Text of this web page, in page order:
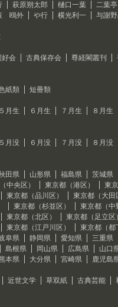
萩原朔太郎 樋口一葉
二葉
鴎外 や行 横光利一
与謝
好会 古典保存会 尊経閣叢刊
紙類
短冊類
５月生 ６月生 ７月生
８月生
５月没 ６月没 ７月没
８月没
田県 山形県 福島県
茨城県
中央区） 東京都（港区）
東
東京都（品川区）
東京都（大田
東京都（杉並区）
東京都（中
東京都（北区）
東京都（足立区
東京都（江戸川区）
東京都（都
阜県 静岡県 愛知県
三重県
島根県 岡山県 広島県
山口
本県 大分県 宮崎県
鹿児島
近世文学 草双紙 古典芸能